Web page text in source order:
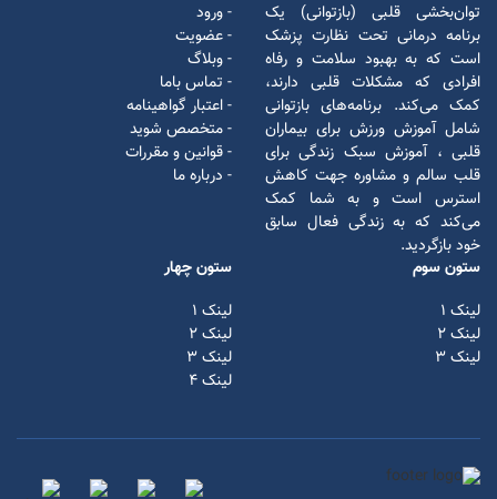
توان‌بخشی قلبی (بازتوانی) یک
برنامه درمانی تحت نظارت پزشک
است که به بهبود سلامت و رفاه
افرادی که مشکلات قلبی دارند،
کمک می‌کند. برنامه‌های بازتوانی
شامل آموزش ورزش برای بیماران
قلبی ، آموزش سبک زندگی برای
قلب سالم و مشاوره جهت کاهش
استرس است و به شما کمک
می‌کند که به زندگی فعال سابق
خود بازگردید.
- ورود
- عضویت
- وبلاگ
- تماس باما
- اعتبار گواهینامه
- متخصص شوید
- قوانین و مقررات
- درباره ما
ستون سوم
لینک 1
لینک ۲
لینک ۳
ستون چهار
لینک 1
لینک ۲
لینک ۳
لینک ۴